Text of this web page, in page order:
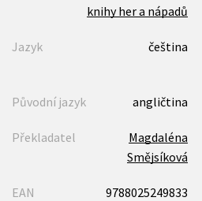
knihy her a nápadů
Jazyk čeština
Původní jazyk angličtina
Překladatel
Magdaléna
Smějsíková
EAN 9788025249833